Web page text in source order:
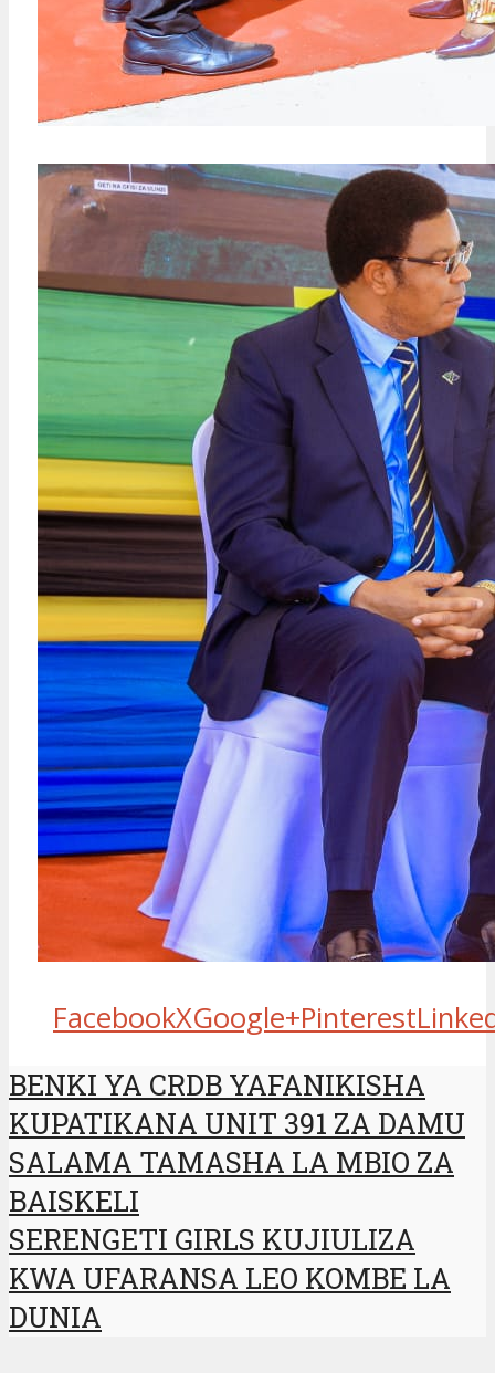
FacebookXGoogle+Pinterest
BENKI YA CRDB YAFANIKISHA
KUPATIKANA UNIT 391 ZA DAMU
SALAMA TAMASHA LA MBIO ZA
BAISKELI
SERENGETI GIRLS KUJIULIZA
KWA UFARANSA LEO KOMBE LA
DUNIA